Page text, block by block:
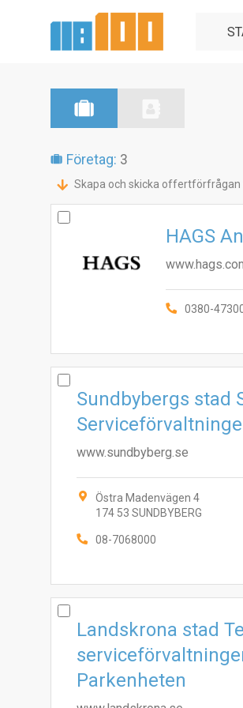
Företag: 3
Skapa och skicka
HAGS
0380-
Sundbybergs stad
www.sundbyberg.se
Östra Madenvägen 4
174 53 SUNDBYBERG
08-7068000
Landskrona stad
Parkenheten